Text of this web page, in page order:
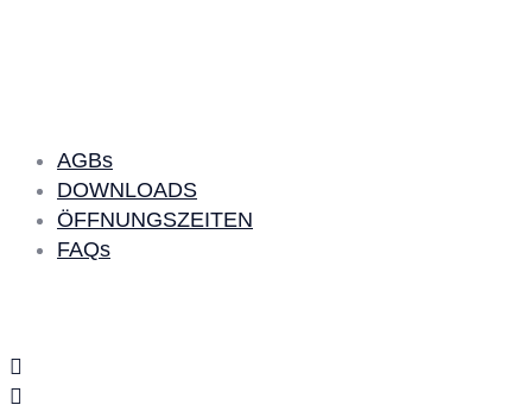
AGBs
DOWNLOADS
ÖFFNUNGSZEITEN
FAQs